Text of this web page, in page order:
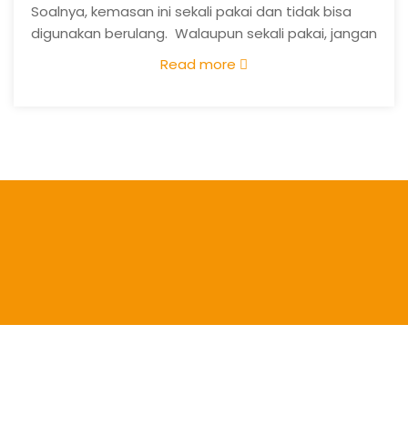
Soalnya, kemasan ini sekali pakai dan tidak bisa
digunakan berulang. Walaupun sekali pakai, jangan
khawatir soal keamanan nya, karena dijamin food
Read more